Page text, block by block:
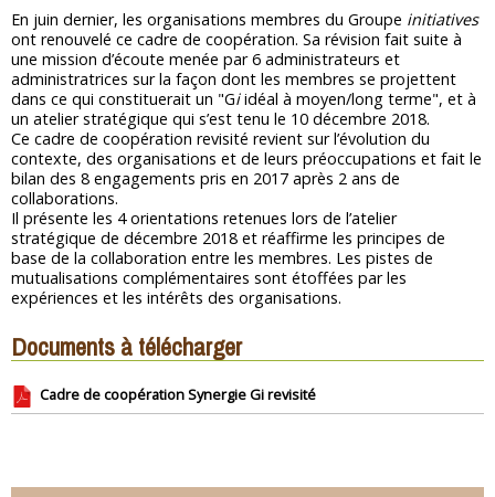
En juin dernier, les organisations membres du Groupe initiatives
ont renouvelé ce cadre de coopération. Sa révision fait suite à
une mission d’écoute menée par 6 administrateurs et
administratrices sur la façon dont les membres se projettent
dans ce qui constituerait un "Giidéal à moyen/long terme", et à
un atelier stratégique qui s’est tenu le 10 décembre 2018.
Ce cadre de coopération revisité revient sur l’évolution du
contexte, des organisations et de leurs préoccupations et fait le
bilan des 8 engagements pris en 2017 après 2 ans de
collaborations.
Il présente les 4 orientations retenues lors de l’atelier
stratégique de décembre 2018 et réaffirme les principes de
base de la collaboration entre les membres. Les pistes de
mutualisations complémentaires sont étoffées par les
expériences et les intérêts des organisations.
Documents à télécharger
Cadre de coopération Synergie Gi revisité